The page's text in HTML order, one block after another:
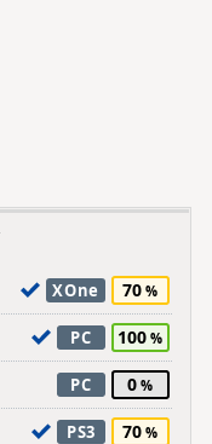
XOne 70
PC 100
PC 0
PS3 70